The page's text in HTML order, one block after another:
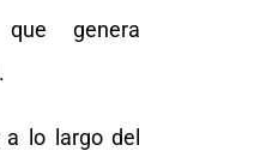
que genera
lo largo del